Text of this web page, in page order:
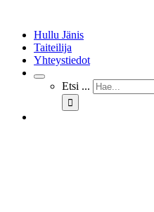
Hullu Jänis
Taiteilija
Yhteystiedot
Etsi ...